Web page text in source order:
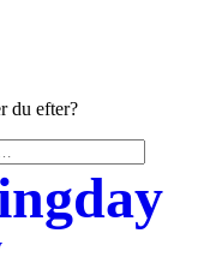
du efter?